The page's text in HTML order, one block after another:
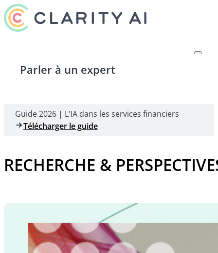
Parler à un expert
Guide 2026 | L'IA dans les services financiers
Télécharger le guide
RECHERCHE &